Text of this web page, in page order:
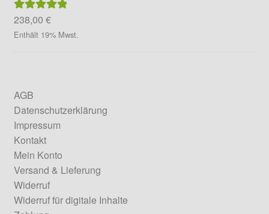
Bewertet mit
5.00von 5
238,00 €
Enthält 19% Mwst.
AGB
Datenschutzerklärung
Impressum
Kontakt
Mein Konto
Versand & Lieferung
Widerruf
Widerruf für digitale Inhalte